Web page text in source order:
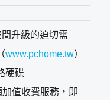
間升級的迫切需
www.pchome.tw）
硬碟
值收費服務，即